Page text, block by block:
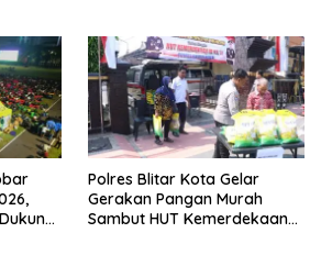
Polres Blitar Kota Gelar
Gerakan Pangan Murah
Sambut HUT Kemerdekaan